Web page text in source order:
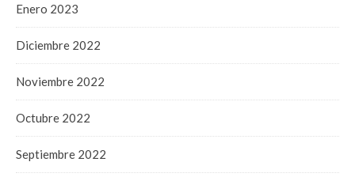
Enero 2023
Diciembre 2022
Noviembre 2022
Octubre 2022
Septiembre 2022